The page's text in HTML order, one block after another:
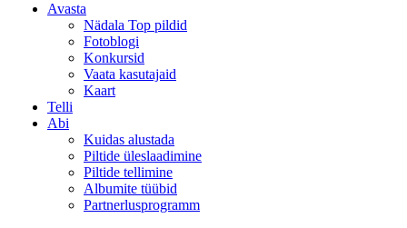
Avasta
Nädala Top pildid
Fotoblogi
Konkursid
Vaata kasutajaid
Kaart
Telli
Abi
Kuidas alustada
Piltide üleslaadimine
Piltide tellimine
Albumite tüübid
Partnerlusprogramm